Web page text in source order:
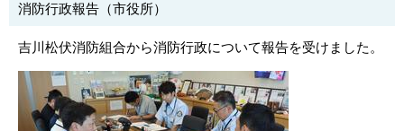
消防行政報告（市役所）
吉川松伏消防組合から消防行政について報告を受けました。